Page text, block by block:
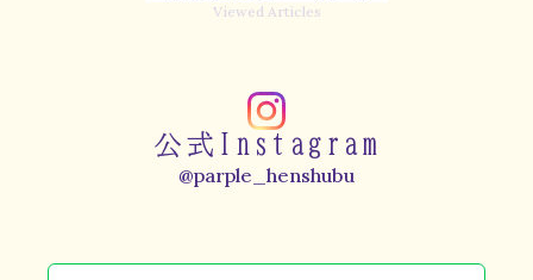
Viewed Articles
公式Instagram
@parple_henshubu